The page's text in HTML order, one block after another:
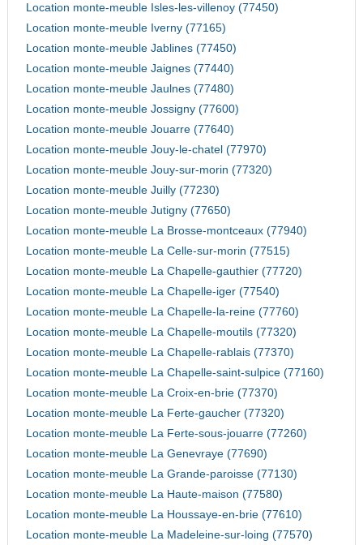
Location monte-meuble Isles-les-villenoy (77450)
Location monte-meuble Iverny (77165)
Location monte-meuble Jablines (77450)
Location monte-meuble Jaignes (77440)
Location monte-meuble Jaulnes (77480)
Location monte-meuble Jossigny (77600)
Location monte-meuble Jouarre (77640)
Location monte-meuble Jouy-le-chatel (77970)
Location monte-meuble Jouy-sur-morin (77320)
Location monte-meuble Juilly (77230)
Location monte-meuble Jutigny (77650)
Location monte-meuble La Brosse-montceaux (77940)
Location monte-meuble La Celle-sur-morin (77515)
Location monte-meuble La Chapelle-gauthier (77720)
Location monte-meuble La Chapelle-iger (77540)
Location monte-meuble La Chapelle-la-reine (77760)
Location monte-meuble La Chapelle-moutils (77320)
Location monte-meuble La Chapelle-rablais (77370)
Location monte-meuble La Chapelle-saint-sulpice (77160)
Location monte-meuble La Croix-en-brie (77370)
Location monte-meuble La Ferte-gaucher (77320)
Location monte-meuble La Ferte-sous-jouarre (77260)
Location monte-meuble La Genevraye (77690)
Location monte-meuble La Grande-paroisse (77130)
Location monte-meuble La Haute-maison (77580)
Location monte-meuble La Houssaye-en-brie (77610)
Location monte-meuble La Madeleine-sur-loing (77570)